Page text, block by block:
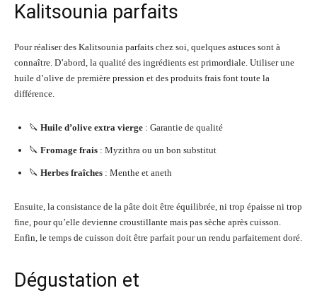
Kalitsounia parfaits
Pour réaliser des Kalitsounia parfaits chez soi, quelques astuces sont à
connaître. D’abord, la qualité des ingrédients est primordiale. Utiliser une
huile d’olive de première pression et des produits frais font toute la
différence.
🔪 Huile d’olive extra vierge : Garantie de qualité
🔪 Fromage frais : Myzithra ou un bon substitut
🔪 Herbes fraîches : Menthe et aneth
Ensuite, la consistance de la pâte doit être équilibrée, ni trop épaisse ni trop
fine, pour qu’elle devienne croustillante mais pas sèche après cuisson.
Enfin, le temps de cuisson doit être parfait pour un rendu parfaitement doré.
Dégustation et